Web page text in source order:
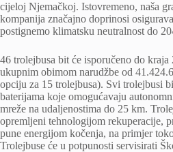
cijeloj Njemačkoj. Istovremeno, naša
kompanija značajno doprinosi
postignemo klimatsku neutralnost do
46 trolejbusa bit će isporučeno do kraja
ukupnim obimom narudžbe od
opciju za 15 trolejbusa). Svi trolejbusi
baterijama koje omogućavaju
mreže na udaljenostima do 25 km.
opremljeni tehnologijom rekuperacije,
pune energijom kočenja, na primjer
Trolejbuse će u potpunosti servisirati